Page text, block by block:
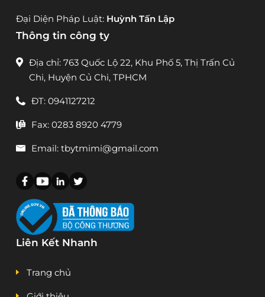
Đại Diện Pháp Luật:Huỳnh Tấn Lập
Thông tin công ty
Địa chỉ: 763 Quốc Lộ 22, Khu Phố 5, Thị Trấn Củ
Chi, Huyện Củ Chi, TPHCM
ĐT: 0941127212
Fax: 0283 8920 4779
Email: tbytmimi@gmail.com
Liên Kết Nhanh
Trang chủ